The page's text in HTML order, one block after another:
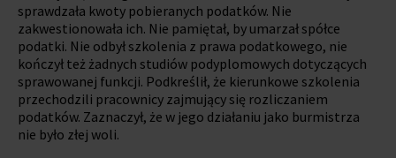
sprawdzała kwoty pobieranych podatków. Nie
zakwestionowała ich. Nie pamiętał, by umarzał spółce
podatki. Nie odbył szkolenia z prawa podatkowego, nie
kończył też żadnych studiów podyplomowych dotyczących
sprawowanej funkcji. Podkreślił, że kierunkowe szkolenia
przechodzili pracownicy zajmujący się rozliczaniem
podatków. Zaznaczył, że w jego działaniu jako burmistrza
nie było złej woli.